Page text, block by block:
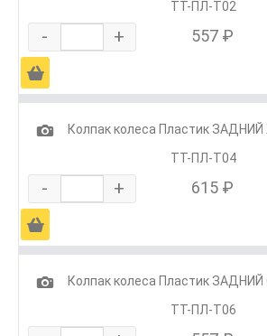
ТТ-ПЛ-Т02
- + 557 ₽
Ä
1
Колпак колеса Пластик
ТТ-ПЛ-Т04
- + 615 ₽
Ä
1
Колпак колеса Пластик ЗАДНИЙ
ТТ-ПЛ-Т06